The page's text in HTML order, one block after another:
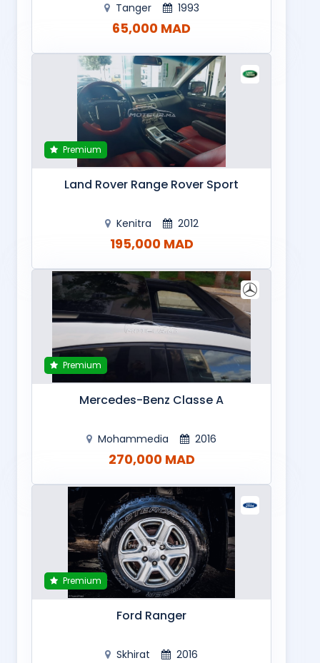
Tanger 1993
65,000 MAD
Premium
Land Rover Range Rover Sport
Kenitra 2012
195,000 MAD
Premium
Mercedes-Benz Classe A
Mohammedia 2016
270,000 MAD
Premium
Ford Ranger
Skhirat 2016